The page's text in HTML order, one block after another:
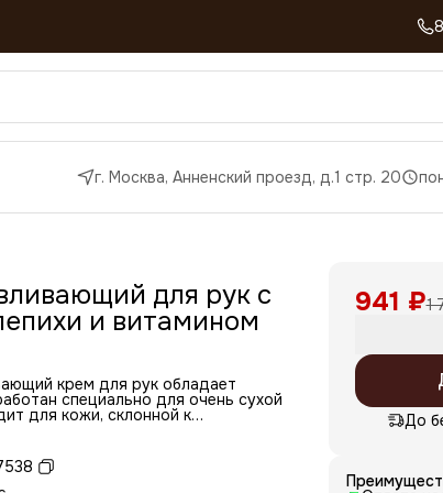
г. Москва, Анненский проезд, д.1 стр. 20
для рук с
и витамином
крем для рук обладает
специально для очень сухой
для кожи, склонной к
после механической работы или
Крем помогает справиться с
микроповреждения
941 ₽1
До